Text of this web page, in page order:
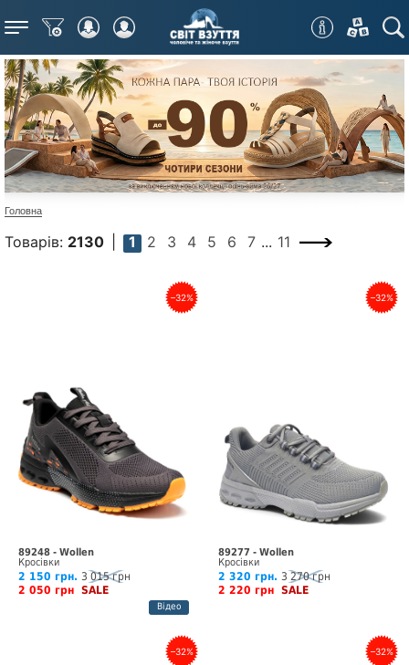
Меню
Головна
Товарів: 2130 1 2 3 4 5 6 7 ... 11
–32%
89248 - Wollen
Кросівки
2 150 грн. 3 015 грн
2 050 грн SALE
Відео
–32%
89277 - Wollen
Кросівки
2 320 грн. 3 270 грн
2 220 грн SALE
–32% –32%